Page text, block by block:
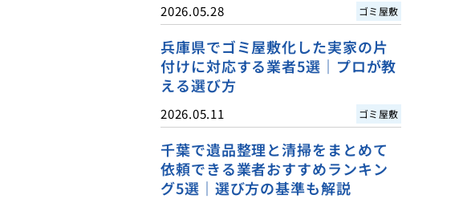
2026.05.28 ゴミ屋敷
兵庫県でゴミ屋敷化した実家の片
付けに対応する業者5選｜プロが教
える選び方
2026.05.11 ゴミ屋敷
千葉で遺品整理と清掃をまとめて
依頼できる業者おすすめランキン
グ5選｜選び方の基準も解説